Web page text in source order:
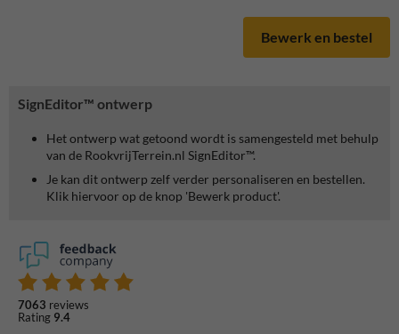
SignEditor™ ontwerp
Het ontwerp wat getoond wordt is samengesteld met behulp
van de RookvrijTerrein.nl SignEditor™.
Je kan dit ontwerp zelf verder personaliseren en bestellen.
Klik hiervoor op de knop 'Bewerk product'.
7063 reviews
Rating 9.4
Bewerk en bestel